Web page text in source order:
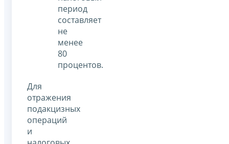
период
составляет
не
менее
80
процентов.
Для
отражения
подакцизных
операций
и